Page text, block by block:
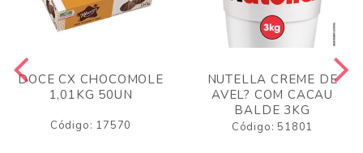
DOCE CX CHOCOMOLE
1,01KG 50UN
Código: 17570
NUTELLA CREME DE
AVEL? COM CACAU
BALDE 3KG
Código: 51801